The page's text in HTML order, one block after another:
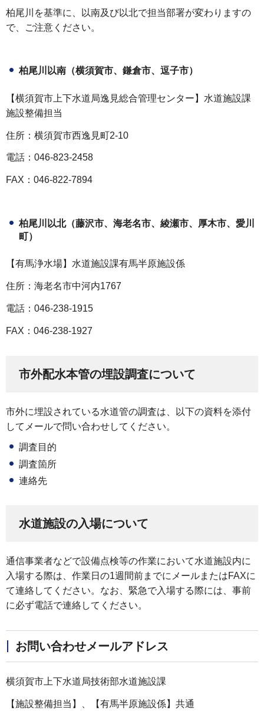
柏尾川を基準に、以南及び以北で担当部署が変わりますの
で、ご注意ください。
柏尾川以南（横須賀市、鎌倉市、逗子市）
【横須賀市上下水道局逸見総合管理センター】水道施設課
施設整備担当
住所：横須賀市西逸見町2-10
電話：046-823-2458
FAX：046-822-7894
柏尾川以北（藤沢市、海老名市、綾瀬市、厚木市、愛川
町）
【有馬浄水場】水道施設課有馬半原施設係
住所：海老名市中河内1767
電話：046-238-1915
FAX：046-238-1927
市外配水本管の埋設調査について
市外に埋設されている水道管の調査は、以下の資料を添付
してメールで問い合わせしてください。
調査目的
調査箇所
連絡先
水道施設の入場について
通信事業者などで設備点検等の作業において水道施設内に
入場する際は、作業日の1週間前までにメールまたはFAXに
て連絡してください。なお、緊急で入場する際には、事前
に必ず電話で連絡してください。
お問い合わせメールアドレス
横須賀市上下水道局技術部水道施設課
【施設整備担当】、【有馬半原施設係】共通